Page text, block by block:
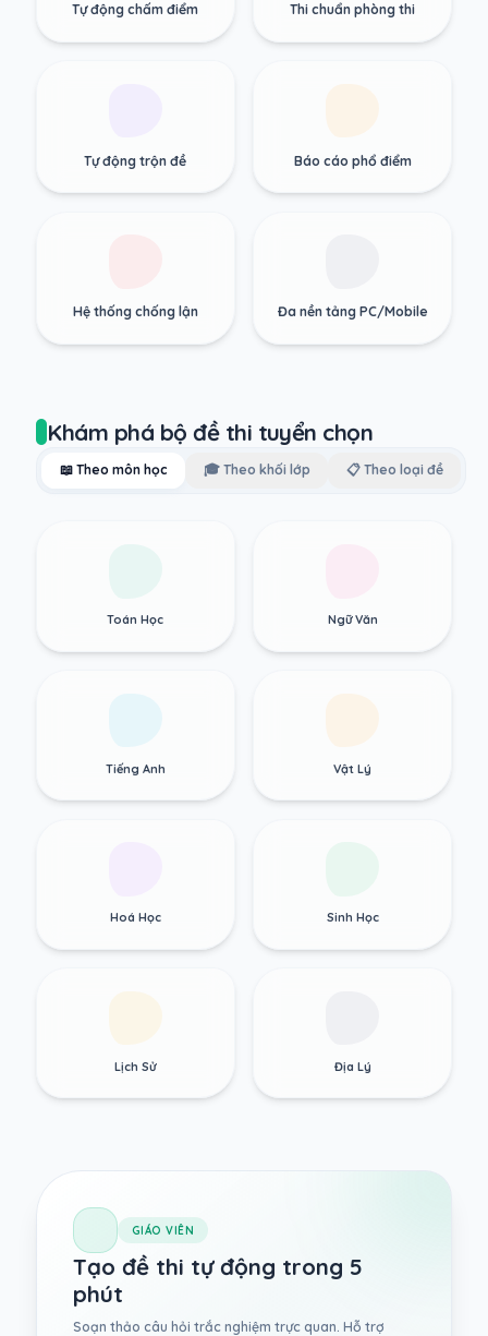
Tự động chấm điểm Thi chuẩn phòng thi
Tự động trộn đề Báo cáo phổ điểm
Hệ thống chống lận Đa nền tảng PC/Mobile
Khám phá bộ đề thi tuyển chọn
📖 Theo môn học 🎓 Theo khối lớp 📋 Theo loại đề
Toán Học Ngữ Văn
Tiếng Anh Vật Lý
Hoá Học Sinh Học
Lịch Sử Địa Lý
GIÁO VIÊN
Tạo đề thi tự động trong 5
phút
Soạn thảo câu hỏi trắc nghiệm trực quan. Hỗ trợ